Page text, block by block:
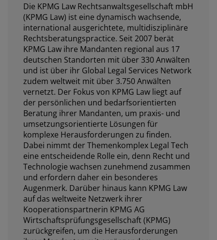
Die KPMG Law Rechtsanwaltsgesellschaft mbH
(KPMG Law) ist eine dynamisch wachsende,
international ausgerichtete, multidisziplinäre
Rechtsberatungspractice. Seit 2007 berät
KPMG Law ihre Mandanten regional aus 17
deutschen Standorten mit über 330 Anwälten
und ist über ihr Global Legal Services Network
zudem weltweit mit über 3.750 Anwälten
vernetzt. Der Fokus von KPMG Law liegt auf
der persönlichen und bedarfsorientierten
Beratung ihrer Mandanten, um praxis- und
umsetzungsorientierte Lösungen für
komplexe Herausforderungen zu finden.
Dabei nimmt der Themenkomplex Legal Tech
eine entscheidende Rolle ein, denn Recht und
Technologie wachsen zunehmend zusammen
und erfordern daher ein besonderes
Augenmerk. Darüber hinaus kann KPMG Law
auf das weltweite Netzwerk ihrer
Kooperationspartnerin KPMG AG
Wirtschaftsprüfungsgesellschaft (KPMG)
zurückgreifen, um die Herausforderungen